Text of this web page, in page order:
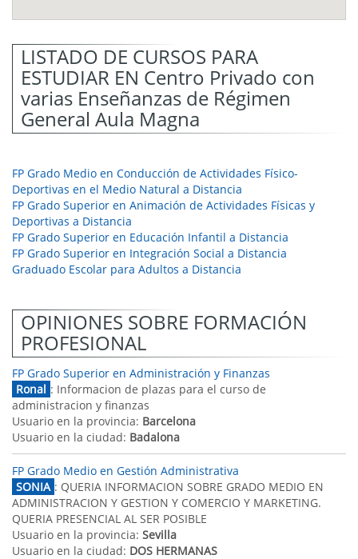
LISTADO DE CURSOS PARA
ESTUDIAR EN Centro Privado con
varias Enseñanzas de Régimen
General Aula Magna
FP Grado Medio en Conducción de Actividades Físico-
Deportivas en el Medio Natural a Distancia
FP Grado Superior en Animación de Actividades Físicas y
Deportivas a Distancia
FP Grado Superior en Educación Infantil a Distancia
FP Grado Superior en Integración Social a Distancia
Graduado Escolar para Adultos a Distancia
OPINIONES SOBRE FORMACIÓN
PROFESIONAL
FP Grado Superior en Administración y Finanzas
Ronal : Informacion de plazas para el curso de
administracion y finanzas
Usuario en la provincia: Barcelona
Usuario en la ciudad: Badalona
FP Grado Medio en Gestión Administrativa
SONIA : QUERIA INFORMACION SOBRE GRADO MEDIO EN
ADMINISTRACION Y GESTION Y COMERCIO Y MARKETING.
QUERIA PRESENCIAL AL SER POSIBLE
Usuario en la provincia: Sevilla
Usuario en la ciudad: DOS HERMANAS